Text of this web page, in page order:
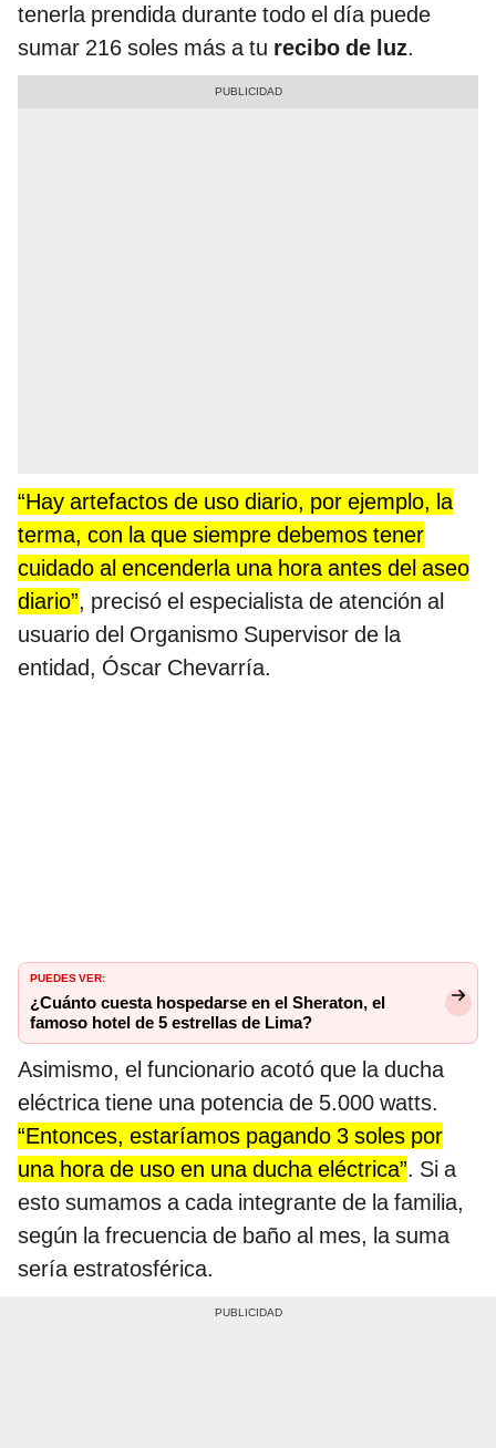
tenerla prendida durante todo el día puede
sumar 216 soles más a tu recibo de luz.
“Hay artefactos de uso diario, por ejemplo, la
terma, con la que siempre debemos tener
cuidado al encenderla una hora antes del aseo
diario”, precisó el especialista de atención al
usuario del Organismo Supervisor de la
entidad, Óscar Chevarría.
PUEDES VER:
¿Cuánto cuesta hospedarse en el Sheraton, el
famoso hotel de 5 estrellas de Lima?
Asimismo, el funcionario acotó que la ducha
eléctrica tiene una potencia de 5.000 watts.
“Entonces, estaríamos pagando 3 soles por
una hora de uso en una ducha eléctrica”. Si a
esto sumamos a cada integrante de la familia,
según la frecuencia de baño al mes, la suma
sería estratosférica.